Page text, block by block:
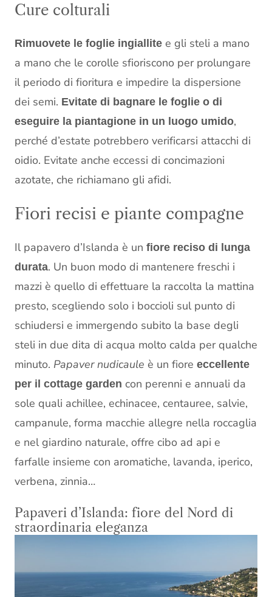
Cure colturali
Rimuovete le foglie ingiallite e gli steli a mano
a mano che le corolle sfioriscono per prolungare
il periodo di fioritura e impedire la dispersione
dei semi. Evitate di bagnare le foglie o di
eseguire la piantagione in un luogo umido,
perché d’estate potrebbero verificarsi attacchi di
oidio. Evitate anche eccessi di concimazioni
azotate, che richiamano gli afidi.
Fiori recisi e piante compagne
Il papavero d’Islanda è un fiore reciso di lunga
durata. Un buon modo di mantenere freschi i
mazzi è quello di effettuare la raccolta la mattina
presto, scegliendo solo i boccioli sul punto di
schiudersi e immergendo subito la base degli
steli in due dita di acqua molto calda per qualche
minuto. Papaver nudicaule è un fiore eccellente
per il cottage garden con perenni e annuali da
sole quali achillee, echinacee, centauree, salvie,
campanule, forma macchie allegre nella roccaglia
e nel giardino naturale, offre cibo ad api e
farfalle insieme con aromatiche, lavanda, iperico,
verbena, zinnia…
Papaveri d’Islanda: fiore del Nord di
straordinaria eleganza